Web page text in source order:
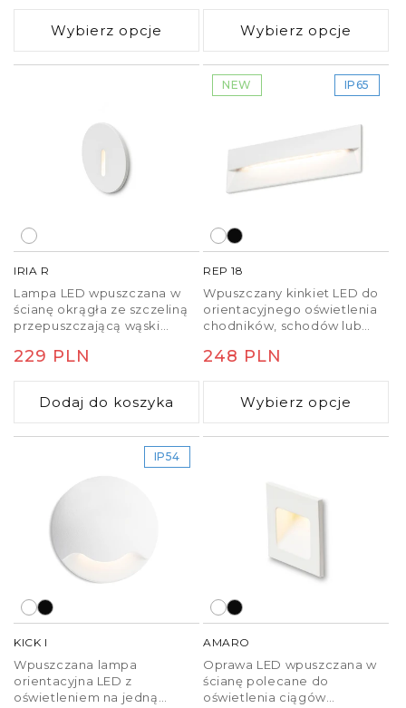
regularnapromocyjna
Wybierz opcje
regularnapromocyjna
Wybierz opcje
IRIA R
Lampa LED wpuszczana w
ścianę okrągła ze szczeliną
przepuszczającą wąski
Cena
regularna
229 PLN
Dodaj do koszyka
NEW IP65
REP 18
Wpuszczany kinkiet LED do
orientacyjnego oświetlenia
chodników, schodów lub
użytku na zewnątrz i
Cena
regularna
248 PLN
Wybierz opcje
IP54
KICK I
Wpuszczana lampa
orientacyjna LED z
oświetleniem na jedną
AMARO
Oprawa LED wpuszczana w
ścianę polecane do
oświetlenia ciągów